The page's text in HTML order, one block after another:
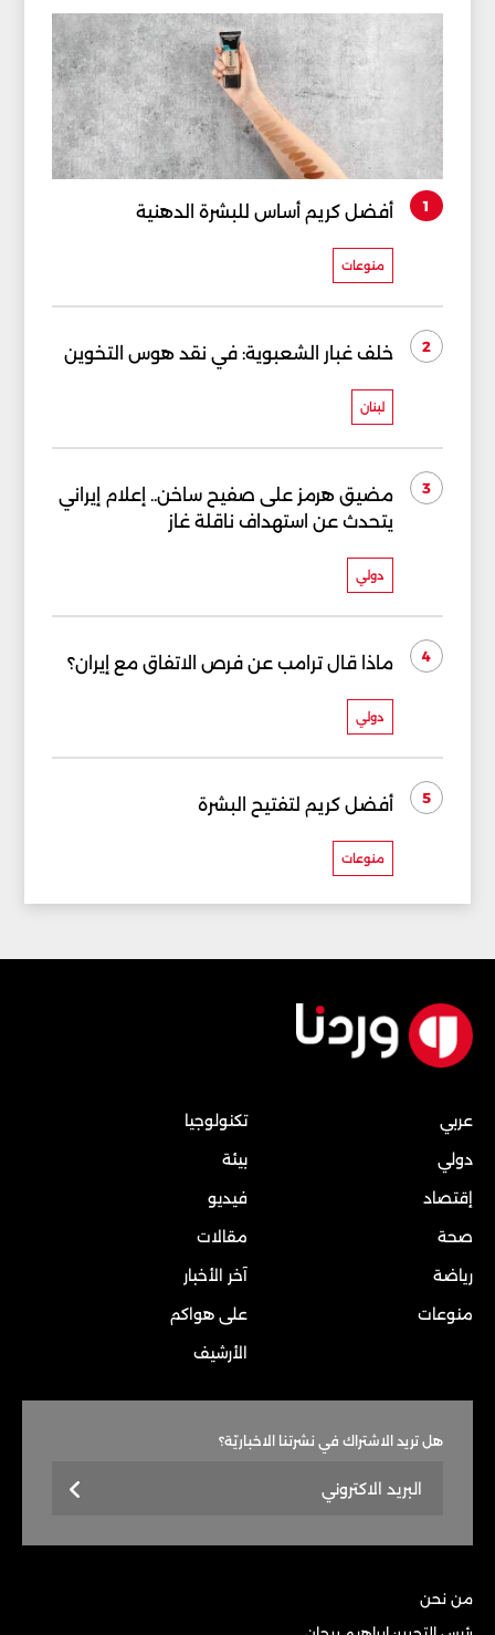
1 أفضل كريم أساس للبشرة الدهنية
منوعات
2 خلف غبار الشعبوية: في نقد هوس التخوين
لبنان
3
مضيق هرمز على صفيح ساخن.. إعلام إيراني
يتحدث عن استهداف ناقلة غاز
دولي
4 ماذا قال ترامب عن فرص الاتفاق مع إيران؟
دولي
5 أفضل كريم لتفتيح البشرة
منوعات
عربي
دولي
إقتصاد
صحة
رياضة
منوعات
تكنولوجيا
بيئة
فيديو
مقالات
آخر الأخبار
على هواكم
الأرشيف
هل تريد الاشتراك في نشرتنا الاخباريّة؟
من نحن